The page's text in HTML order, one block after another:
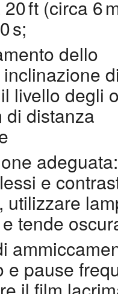
ft (circa 6
s;
dello
inclinazione
livello degli
di distanza
adeguata:
e
utilizzare
tende
e pause